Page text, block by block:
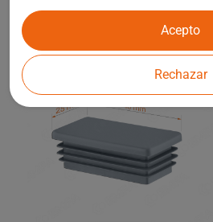
infantiles y otros elementos de la
Rechazar
Acepto